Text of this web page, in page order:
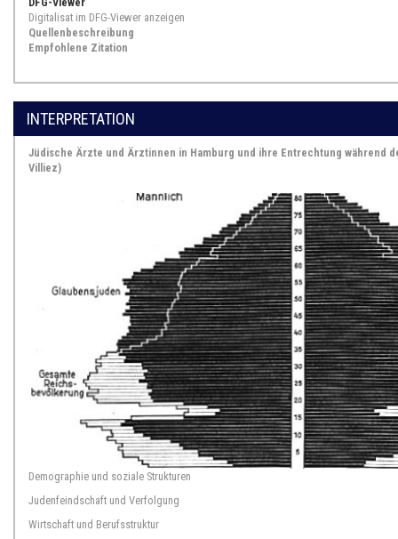
Digitalisat im DFG-Viewer anzeigen
Quellenbeschreibung
Empfohlene Zitation
INTERPRETATION
Jüdische Ärzte und Ärztinnen in Hamburg und ihre Entrechtung während
Villiez)
Demographie und soziale Strukturen
Judenfeindschaft und Verfolgung
Wirtschaft und Berufsstruktur